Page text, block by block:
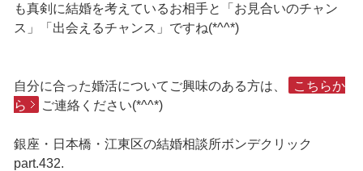
も真剣に結婚を考えているお相手と「お見合いのチャン
ス」「出会えるチャンス」ですね(*^^*)
自分に合った婚活についてご興味のある方は、
こちらか
ら
ご連絡ください(*^^*)
銀座・日本橋・江東区の結婚相談所ボンデクリック
part.432.